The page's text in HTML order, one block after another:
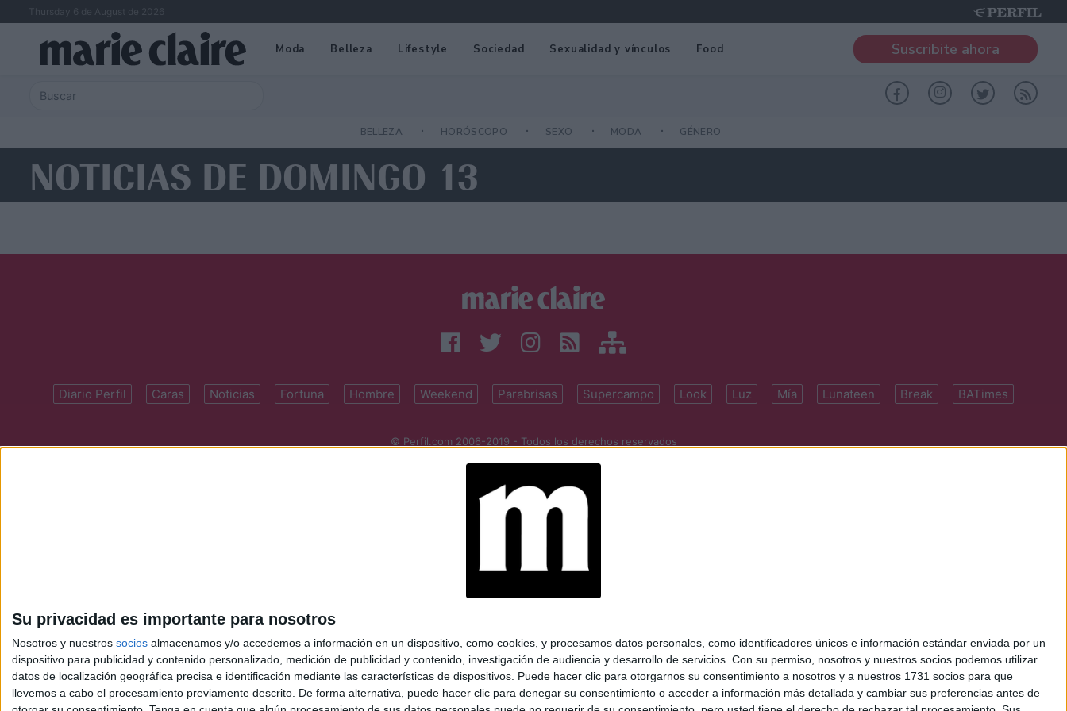
Su privacidad es importante para nosotros
Nosotros y nuestros socios almacenamos y/o accedemos a información en un dispositivo, como cookies, y procesamos datos personales, como identificadores únicos e información estándar enviada por un
dispositivo para publicidad y contenido personalizado, medición de publicidad y contenido, investigación de audiencia y desarrollo de servicios. Con su permiso, nosotros y nuestros socios podemos utilizar
datos de localización geográfica precisa e identificación mediante las características de dispositivos. Puede hacer clic para otorgarnos su consentimiento a nosotros y a nuestros 1731 socios para que
llevemos a cabo el procesamiento previamente descrito. De forma alternativa, puede hacer clic para denegar su consentimiento o acceder a información más detallada y cambiar sus preferencias antes de
Thursday 6 de August de 2026
Moda Belleza Lifestyle Sociedad Sexualidad y vínculos Food Suscribite ahora
BELLEZA HORÓSCOPO SEXO MODA GÉNERO
NOTICIAS DE DOMINGO 13
Diario Perfil Caras Noticias Fortuna Hombre Weekend Parabrisas Supercampo Look Luz Mía Lunateen Break BATimes
© Perfil.com 2006-2019 - Todos los derechos reservados
perfilcom@perfil.com| Propietario: Diario Perfil S.A.